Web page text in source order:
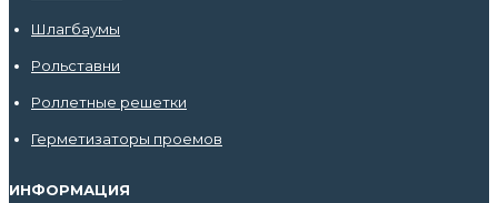
Шлагбаумы
Рольставни
Роллетные решетки
Герметизаторы проемов
ИНФОРМАЦИЯ